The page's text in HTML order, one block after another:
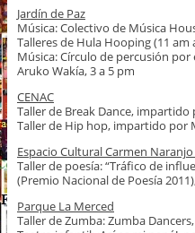
Jardín de Paz
Música: Colectivo de Música
Talleres de Hula Hooping (11
Música: Círculo de percusión
Aruko Wakía, 3 a 5 pm
CENAC
Taller de Break Dance,
Taller de Hip hop, impartido por
Espacio Cultural Carmen Naranjo
Taller de poesía: “Tráfico de
(Premio Nacional de Poesía
Parque La Merced
Taller de Zumba: Zumba